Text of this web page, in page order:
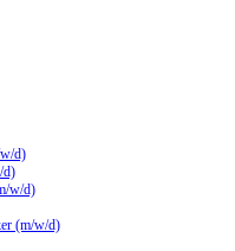
d)
d)
w/d)
(m/w/d)